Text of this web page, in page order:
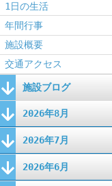
1日の生活
年間行事
施設概要
交通アクセス
施設ブログ
2026年8月
2026年7月
2026年6月